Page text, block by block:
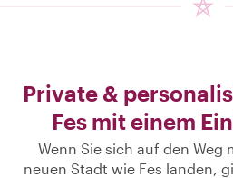
Private &
Fes mit einem
Wenn Sie sich auf den Weg
neuen Stadt wie Fes landen,